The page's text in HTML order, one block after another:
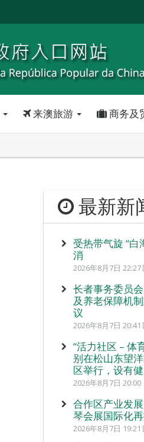
来澳旅游 商务及
最新新
受热带气旋 “
消
2026年8月7日 22:27
长者事务委员
及养老保障机
议
2026年8月7日 20:41
“活力社区 – 体
别在松山东望
区举行，设有
2026年8月7日 20:00
合作区产业发
琴会展国际化
2026年8月7日 19:21